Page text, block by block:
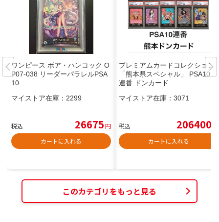
ワンピース ボア・ハンコック O
P07-038 リーダーパラレルPSA
10
マイストア在庫： 2299
税込 26675円
カートに入れる
プレミアムカードコレクション
「熊本県スペシャル」 PSA10
連番 ドンカード
マイストア在庫： 3071
税込 206400
カートに入れる
このカテゴリをもっと見る